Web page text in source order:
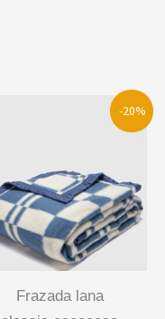
-20%
frazada lana